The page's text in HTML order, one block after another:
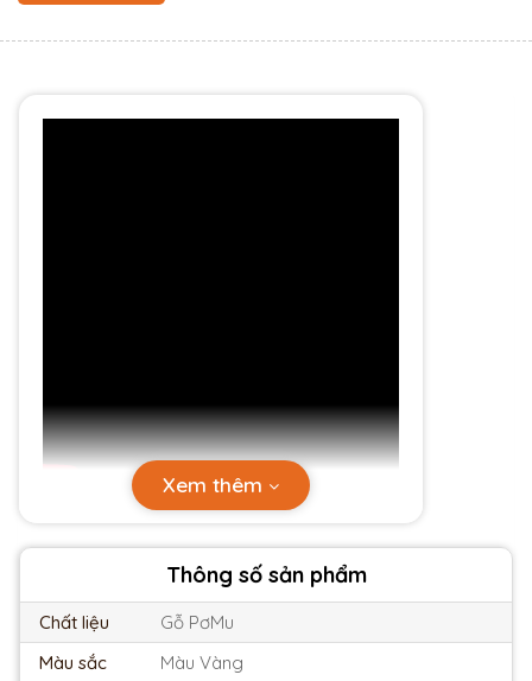
Thông số sản phẩm
Chất liệu
Gỗ PơMu
Màu sắc
Màu Vàng
Xem thêm